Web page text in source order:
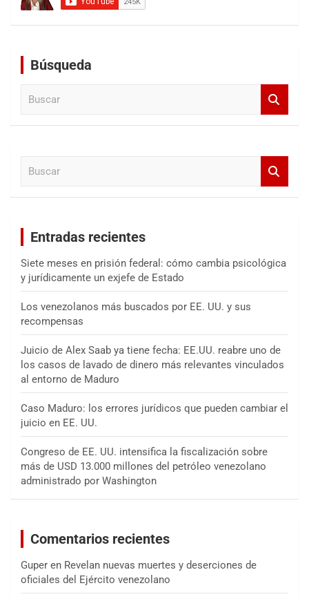
Búsqueda
Entradas recientes
Siete meses en prisión federal: cómo cambia psicológica
y jurídicamente un exjefe de Estado
Los venezolanos más buscados por EE. UU. y sus
recompensas
Juicio de Alex Saab ya tiene fecha: EE.UU. reabre uno de
los casos de lavado de dinero más relevantes vinculados
al entorno de Maduro
Caso Maduro: los errores jurídicos que pueden cambiar el
juicio en EE. UU.
Congreso de EE. UU. intensifica la fiscalización sobre
más de USD 13.000 millones del petróleo venezolano
administrado por Washington
Comentarios recientes
Guper en Revelan nuevas muertes y deserciones de
oficiales del Ejército venezolano